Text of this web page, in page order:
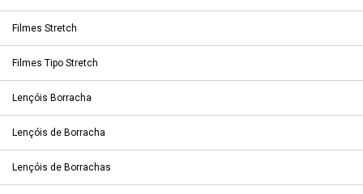
Filmes Stretch
Filmes Tipo Stretch
Lençóis Borracha
Lençóis de Borracha
Lençóis de Borrachas